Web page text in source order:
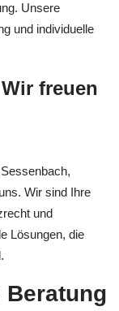
Unsere
und individuelle
freuen
Wir sind Ihre
und
Lösungen, die